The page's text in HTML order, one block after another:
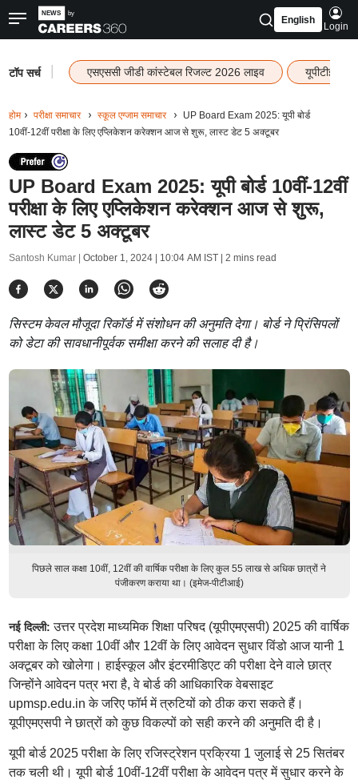
English
Login
टॉप सर्च एसएससी जीडी कांस्टेबल रिजल्ट 2026 लाइव यूपीटीईटी
होम परीक्षा समाचार स्कूल एग्जाम समाचार
UP Board Exam 2025: यूपी बोर्ड
10वीं-12वीं परीक्षा के लिए एप्लिकेशन करेक्शन आज से शुरू, लास्ट डेट 5 अक्टूबर
UP Board Exam 2025: यूपी बोर्ड 10वीं-12वीं
परीक्षा के लिए एप्लिकेशन करेक्शन आज से शुरू,
लास्ट डेट 5 अक्टूबर
Santosh Kumar | October 1, 2024 | 10:04 AM IST| 2 mins read
सिस्टम केवल मौजूदा रिकॉर्ड में संशोधन की अनुमति देगा। बोर्ड ने प्रिंसिपलों
को डेटा की सावधानीपूर्वक समीक्षा करने की सलाह दी है।
पिछले साल कक्षा 10वीं, 12वीं की वार्षिक परीक्षा के लिए कुल 55 लाख से अधिक छात्रों ने
पंजीकरण कराया था। (इमेज-पीटीआई)
नई दिल्ली:उत्तर प्रदेश माध्यमिक शिक्षा परिषद (यूपीएमएसपी) 2025 की वार्षिक
परीक्षा के लिए कक्षा 10वीं और 12वीं के लिए आवेदन सुधार विंडो आज यानी 1
अक्टूबर को खोलेगा। हाईस्कूल और इंटरमीडिएट की परीक्षा देने वाले छात्र
जिन्होंने आवेदन पत्र भरा है, वे बोर्ड की आधिकारिक वेबसाइट
upmsp.edu.in के जरिए फॉर्म में त्रुटियों को ठीक करा सकते हैं।
यूपीएमएसपी ने छात्रों को कुछ विकल्पों को सही करने की अनुमति दी है।
यूपी बोर्ड 2025 परीक्षा के लिए रजिस्ट्रेशन प्रक्रिया 1 जुलाई से 25 सितंबर
तक चली थी। यूपी बोर्ड 10वीं-12वीं परीक्षा के आवेदन पत्र में सुधार करने के